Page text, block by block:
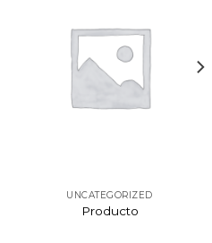
UNCATEGORIZED
Producto